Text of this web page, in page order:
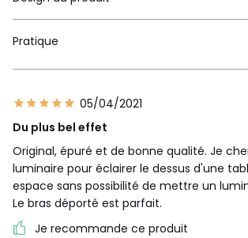
Pratique
05/04/2021
Du plus bel effet
Original, épuré et de bonne qualité. Je
luminaire pour éclairer le dessus d'une
espace sans possibilité de mettre un
Le bras déporté est parfait.
Je recommande ce produit